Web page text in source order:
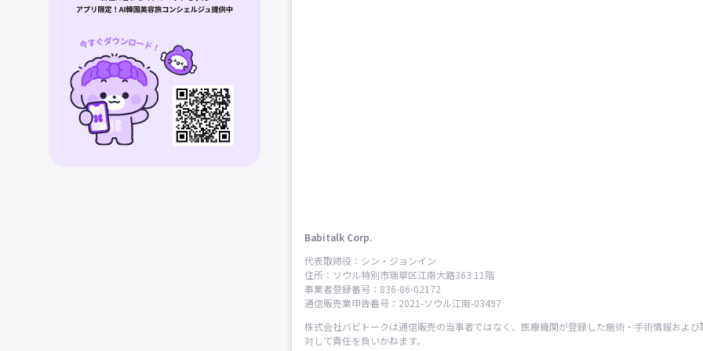
Babitalk Corp.
代表取締役：シン・ジョンイン
住所：ソウル特別市瑞草区江南大路363 11階
事業者登録番号：836-86-02172
通信販売業申告番号：2021-ソウル江南-03497
株式会社バビトークは通信販売の当事者ではなく、医療機関が登録した施術・手術情報および
対して責任を負いかねます。